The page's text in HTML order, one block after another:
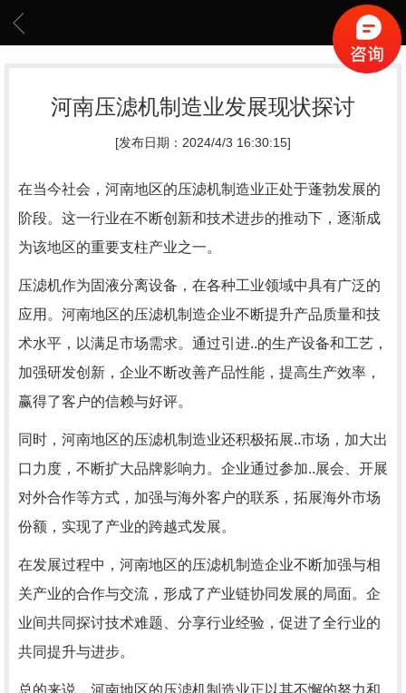
河南压滤机制造业发展现状探讨
[发布日期：2024/4/3 16:30:15]
在当今社会，河南地区的压滤机制造业正处于蓬勃发展的
阶段。这一行业在不断创新和技术进步的推动下，逐渐成
为该地区的重要支柱产业之一。
压滤机作为固液分离设备，在各种工业领域中具有广泛的
应用。河南地区的压滤机制造企业不断提升产品质量和技
术水平，以满足市场需求。通过引进..的生产设备和工艺，
加强研发创新，企业不断改善产品性能，提高生产效率，
赢得了客户的信赖与好评。
同时，河南地区的压滤机制造业还积极拓展..市场，加大出
口力度，不断扩大品牌影响力。企业通过参加..展会、开展
对外合作等方式，加强与海外客户的联系，拓展海外市场
份额，实现了产业的跨越式发展。
在发展过程中，河南地区的压滤机制造企业不断加强与相
关产业的合作与交流，形成了产业链协同发展的局面。企
业间共同探讨技术难题、分享行业经验，促进了全行业的
共同提升与进步。
总的来说，河南地区的压滤机制造业正以其不懈的努力和